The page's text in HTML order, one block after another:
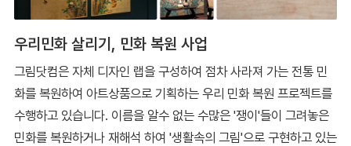
우리민화 살리기, 민화 복원 사업
그림닷컴은 자체 디자인 랩을 구성하여 점차 사라져 가는 전통 민
화를 복원하여 아트상품으로 기획하는 우리 민화 복원 프로젝트를
수행하고 있습니다. 이름을 알수 없는 수많은 '쟁이'들이 그려놓은
민화를 복원하거나 재해석 하여 '생활속의 그림'으로 구현하고 있는